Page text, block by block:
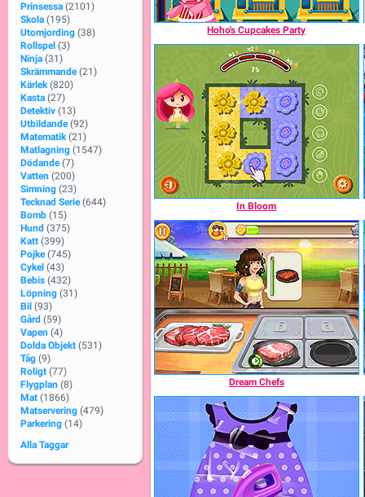
Prinsessa (2101)
Skola (195)
Utomjording (38)
Rollspel (3)
Ninja (31)
Skrämmande (21)
Kärlek (820)
Kasta (27)
Detektiv (13)
Utbildande (92)
Matematik (21)
Matlagning (1547)
Dödande (7)
Vatten (200)
Simning (23)
Tecknad Serie (644)
Bomb (15)
Hund (375)
Katt (399)
Pojke (745)
Cykel (43)
Bebis (432)
Löpning (31)
Bil (93)
Gård (59)
Vapen (4)
Dolda Objekt (531)
Tåg (9)
Roligt (77)
Flygplan (8)
Mat (1866)
Matservering (479)
Parkering (14)
Alla Taggar
Hoho's Cupcakes Party
In Bloom
Dream Chefs